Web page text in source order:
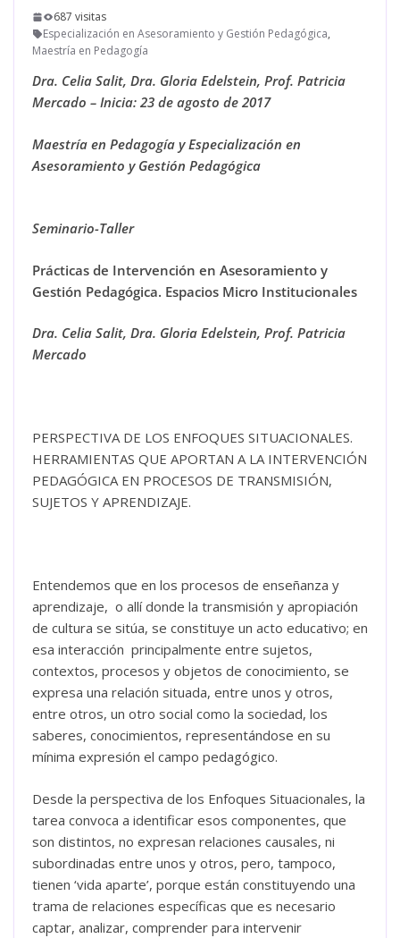
687 visitas
Especialización en Asesoramiento y Gestión Pedagógica,
Maestría en Pedagogía
Dra. Celia Salit, Dra. Gloria Edelstein, Prof. Patricia
Mercado – Inicia: 23 de agosto de 2017
Maestría en Pedagogía y Especialización en
Asesoramiento y Gestión Pedagógica
Seminario-Taller
Prácticas de Intervención en Asesoramiento y
Gestión Pedagógica. Espacios Micro Institucionales
Dra. Celia Salit, Dra. Gloria Edelstein, Prof. Patricia
Mercado
PERSPECTIVA DE LOS ENFOQUES SITUACIONALES.
HERRAMIENTAS QUE APORTAN A LA INTERVENCIÓN
PEDAGÓGICA EN PROCESOS DE TRANSMISIÓN,
SUJETOS Y APRENDIZAJE.
Entendemos que en los procesos de enseñanza y
aprendizaje, o allí donde la transmisión y apropiación
de cultura se sitúa, se constituye un acto educativo; en
esa interacción principalmente entre sujetos,
contextos, procesos y objetos de conocimiento, se
expresa una relación situada, entre unos y otros,
entre otros, un otro social como la sociedad, los
saberes, conocimientos, representándose en su
mínima expresión el campo pedagógico.
Desde la perspectiva de los Enfoques Situacionales, la
tarea convoca a identificar esos componentes, que
son distintos, no expresan relaciones causales, ni
subordinadas entre unos y otros, pero, tampoco,
tienen ‘vida aparte’, porque están constituyendo una
trama de relaciones específicas que es necesario
captar, analizar, comprender para intervenir